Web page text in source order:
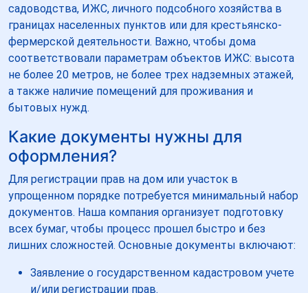
садоводства, ИЖС, личного подсобного хозяйства в
границах населенных пунктов или для крестьянско-
фермерской деятельности. Важно, чтобы дома
соответствовали параметрам объектов ИЖС: высота
не более 20 метров, не более трех надземных этажей,
а также наличие помещений для проживания и
бытовых нужд.
Какие документы нужны для
оформления?
Для регистрации прав на дом или участок в
упрощенном порядке потребуется минимальный набор
документов. Наша компания организует подготовку
всех бумаг, чтобы процесс прошел быстро и без
лишних сложностей. Основные документы включают:
Заявление о государственном кадастровом учете
и/или регистрации прав.